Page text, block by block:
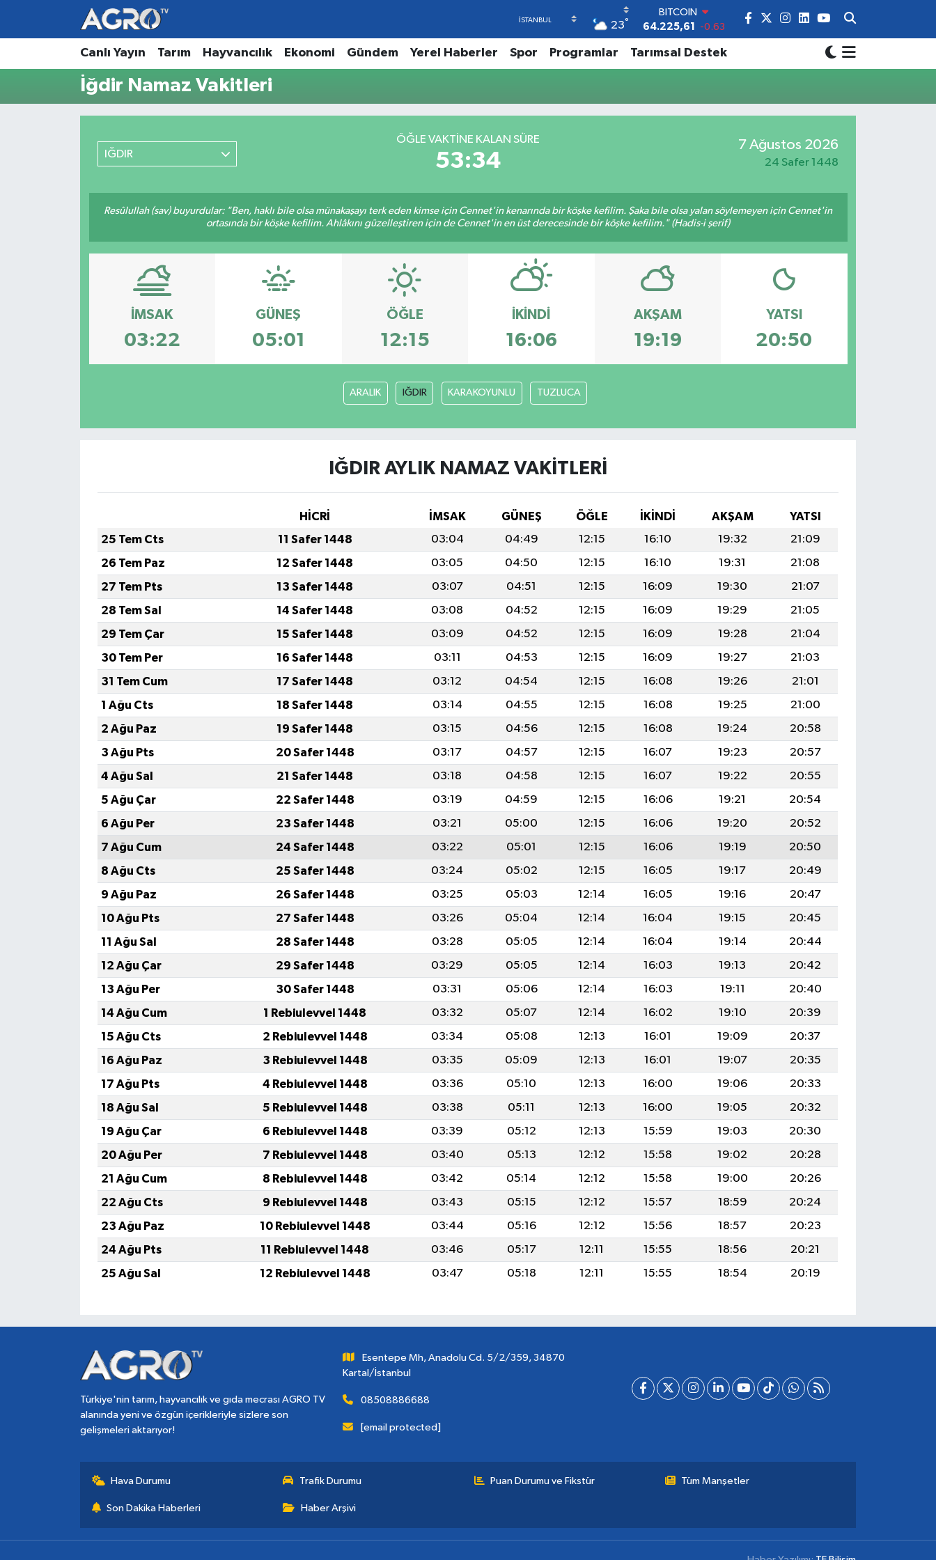
23°
BITCOIN
64.225,61
-0.63
DOLAR
47,7143 0.16
EURO
64,2463 0.07
Canlı Yayın Tarım Hayvancılık Ekonomi Gündem Yerel Haberler Spor Programlar Tarımsal Destek
İğdir Namaz Vakitleri
IĞDIR
ÖĞLE VAKTINE KALAN SÜRE
53:34
7 Ağustos 2026
24 Safer 1448
Resûlullah (sav) buyurdular: "Ben, haklı bile olsa münakaşayı terk eden kimse için Cennet'in kenarında bir köşke kefilim. Şaka bile olsa yalan söylemeyen için Cennet'in
ortasında bir köşke kefilim. Ahlâkını güzelleştiren için de Cennet'in en üst derecesinde bir köşke kefilim." (Hadis-i şerif)
İMSAK
03:22
GÜNEŞ
05:01
ÖĞLE
12:15
İKINDI
16:06
AKŞAM
19:19
YATSI
20:50
ARALIK IĞDIR KARAKOYUNLU TUZLUCA
IĞDIR AYLIK NAMAZ VAKITLERI
HİCRİ İMSAK GÜNEŞ ÖĞLE İKINDI AKŞAM
YATSI
25 Tem Cts
11 Safer 1448 03:04 04:49 12:15 16:10 19:32
21:09
26 Tem Paz
12 Safer 1448 03:05 04:50 12:15 16:10 19:31
21:08
27 Tem Pts
13 Safer 1448 03:07 04:51 12:15 16:09 19:30
21:07
28 Tem Sal
14 Safer 1448 03:08 04:52 12:15 16:09 19:29
21:05
29 Tem Çar
15 Safer 1448 03:09 04:52 12:15 16:09 19:28
21:04
30 Tem Per
16 Safer 1448 03:11 04:53 12:15 16:09 19:27
21:03
31 Tem Cum
17 Safer 1448 03:12 04:54 12:15 16:08 19:26
21:01
1 Ağu Cts
18 Safer 1448 03:14 04:55 12:15 16:08 19:25
21:00
2 Ağu Paz
19 Safer 1448 03:15 04:56 12:15 16:08 19:24
20:58
3 Ağu Pts
20 Safer 1448 03:17 04:57 12:15 16:07 19:23
20:57
4 Ağu Sal
21 Safer 1448 03:18 04:58 12:15 16:07 19:22
20:55
5 Ağu Çar
22 Safer 1448 03:19 04:59 12:15 16:06 19:21
20:54
6 Ağu Per
23 Safer 1448 03:21 05:00 12:15 16:06 19:20
20:52
7 Ağu Cum
24 Safer 1448 03:22 05:01 12:15 16:06 19:19
20:50
8 Ağu Cts
25 Safer 1448 03:24 05:02 12:15 16:05 19:17
20:49
9 Ağu Paz
26 Safer 1448 03:25 05:03 12:14 16:05 19:16
20:47
10 Ağu Pts
27 Safer 1448 03:26 05:04 12:14 16:04 19:15
20:45
11 Ağu Sal
28 Safer 1448 03:28 05:05 12:14 16:04 19:14
20:44
12 Ağu Çar
29 Safer 1448 03:29 05:05 12:14 16:03 19:13
20:42
13 Ağu Per
30 Safer 1448 03:31 05:06 12:14 16:03 19:11
20:40
14 Ağu Cum
1 Rebiulevvel 1448 03:32 05:07 12:14 16:02 19:10
20:39
15 Ağu Cts
2 Rebiulevvel 1448 03:34 05:08 12:13 16:01 19:09
20:37
16 Ağu Paz
3 Rebiulevvel 1448 03:35 05:09 12:13 16:01 19:07
20:35
17 Ağu Pts
4 Rebiulevvel 1448 03:36 05:10 12:13 16:00 19:06
20:33
18 Ağu Sal
5 Rebiulevvel 1448 03:38 05:11 12:13 16:00 19:05
20:32
19 Ağu Çar
6 Rebiulevvel 1448 03:39 05:12 12:13 15:59 19:03
20:30
20 Ağu Per
7 Rebiulevvel 1448 03:40 05:13 12:12 15:58 19:02
20:28
21 Ağu Cum
8 Rebiulevvel 1448 03:42 05:14 12:12 15:58 19:00
20:26
22 Ağu Cts
9 Rebiulevvel 1448 03:43 05:15 12:12 15:57 18:59
20:24
23 Ağu Paz
10 Rebiulevvel 1448 03:44 05:16 12:12 15:56 18:57
20:23
24 Ağu Pts
11 Rebiulevvel 1448 03:46 05:17 12:11 15:55 18:56
20:21
25 Ağu Sal
12 Rebiulevvel 1448 03:47 05:18 12:11 15:55 18:54 20:19
Türkiye'nin tarım, hayvancılık ve gıda mecrası AGRO TV
alanında yeni ve özgün içerikleriyle sizlere son
gelişmeleri aktarıyor!
Esentepe Mh, Anadolu Cd. 5/2/359, 34870
Kartal/İstanbul
08508886688
[email protected]
Hava Durumu Trafik Durumu Puan Durumu ve Fikstür Tüm Manşetler
Son Dakika Haberleri Haber Arşivi
Hava Durumu
Trafik Durumu
Tüm Manşetler
Son Dakika Haberleri